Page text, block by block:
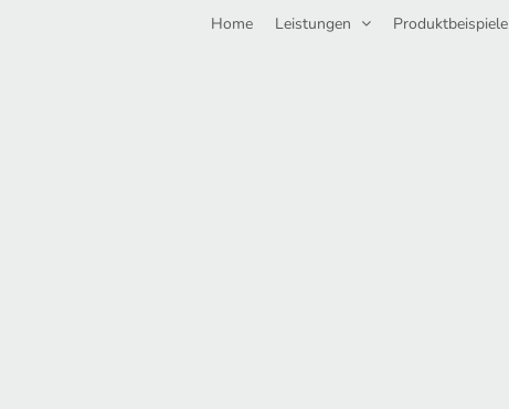
Home Leistungen Produktbeispiele